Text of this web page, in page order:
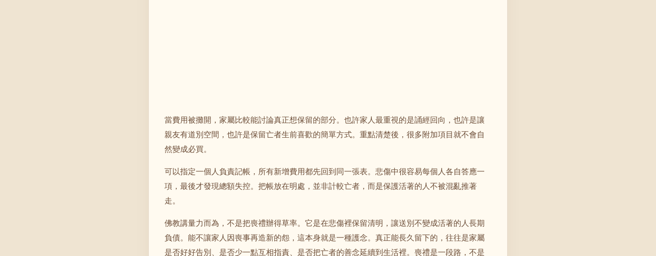
當費用被攤開，家屬比較能討論真正想保留的部分。也許家人最重視的是誦經回向，也許是讓
親友有道別空間，也許是保留亡者生前喜歡的簡單方式。重點清楚後，很多附加項目就不會自
然變成必買。
可以指定一個人負責記帳，所有新增費用都先回到同一張表。悲傷中很容易每個人各自答應一
項，最後才發現總額失控。把帳放在明處，並非計較亡者，而是保護活著的人不被混亂推著
走。
佛教講量力而為，不是把喪禮辦得草率。它是在悲傷裡保留清明，讓送別不變成活著的人長期
負債。能不讓家人因喪事再造新的怨，這本身就是一種護念。真正能長久留下的，往往是家屬
是否好好告別、是否少一點互相指責、是否把亡者的善念延續到生活裡。喪禮是一段路，不是